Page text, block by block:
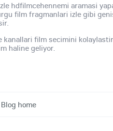
hdfilmcehennemi aramasi
film fragmanlari izle gibi
kanallari film secimini
haline geliyor.
Blog home